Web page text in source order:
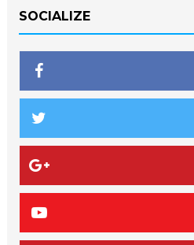
SOCIALIZE